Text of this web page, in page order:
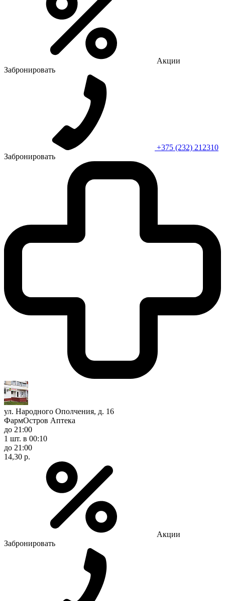
Акции
Забронировать
+375 (232) 212310
Забронировать
ул. Народного Ополчения, д. 16
ФармОстров Аптека
до 21:00
1 шт. в 00:10
до 21:00
14,30 р.
Акции
Забронировать